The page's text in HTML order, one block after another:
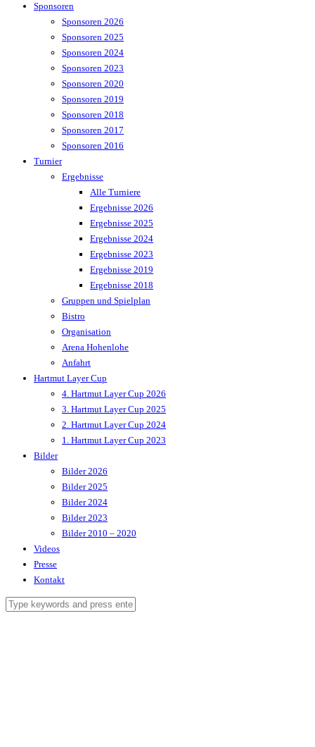
Sponsoren
Sponsoren 2026
Sponsoren 2025
Sponsoren 2024
Sponsoren 2023
Sponsoren 2020
Sponsoren 2019
Sponsoren 2018
Sponsoren 2017
Sponsoren 2016
Turnier
Ergebnisse
Alle Turniere
Ergebnisse 2026
Ergebnisse 2025
Ergebnisse 2024
Ergebnisse 2023
Ergebnisse 2019
Ergebnisse 2018
Gruppen und Spielplan
Bistro
Organisation
Arena Hohenlohe
Anfahrt
Hartmut Layer Cup
4. Hartmut Layer Cup 2026
3. Hartmut Layer Cup 2025
2. Hartmut Layer Cup 2024
1. Hartmut Layer Cup 2023
Bilder
Bilder 2026
Bilder 2025
Bilder 2024
Bilder 2023
Bilder 2010 – 2020
Videos
Presse
Kontakt